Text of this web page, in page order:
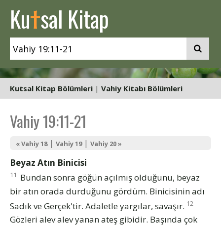
Kutsal Kitap
Kutsal Kitap Bölümleri | Vahiy Kitabı Bölümleri
Vahiy 19:11-21
« Vahiy 18| Vahiy 19| Vahiy 20 »
Beyaz Atın Binicisi
11 Bundan sonra göğün açılmış olduğunu, beyaz
bir atın orada durduğunu gördüm. Binicisinin adı
Sadık ve Gerçek'tir. Adaletle yargılar, savaşır. 12
Gözleri alev alev yanan ateş gibidir. Başında çok